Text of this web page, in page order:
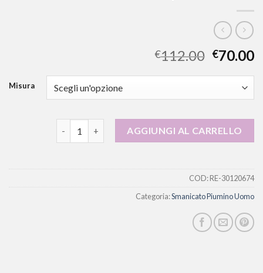
€112.00 €70.00
Misura
smanicato piumino uomo quantità
AGGIUNGI AL CARRELLO
COD:RE-30120674
Categoria:Smanicato Piumino Uomo